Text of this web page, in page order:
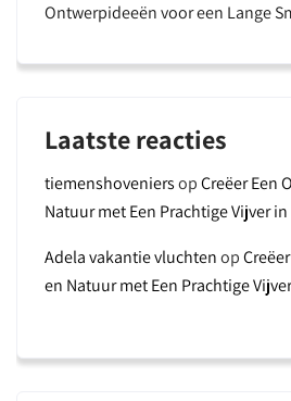
Ontwerpideeën voor een Lange
Laatste reacties
tiemenshoveniersopCreëer Een
Natuur met Een Prachtige Vijver
Adela vakantie vluchtenop
en Natuur met Een Prachtige